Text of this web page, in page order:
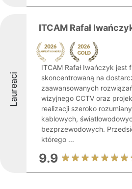
Laureaci
ITCAM Rafał
ITCAM Rafał Iwańczyk jest
skoncentrowaną na
zaawansowanych
wizyjnego CCTV oraz
realizacji szeroko
kablowych,
bezprzewodowych.
którego ...
9.9